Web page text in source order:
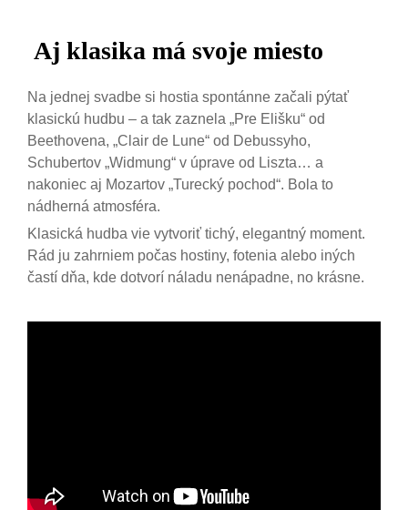
Aj klasika má svoje miesto
Na jednej svadbe si hostia spontánne začali pýtať
klasickú hudbu – a tak zaznela „Pre Elišku“ od
Beethovena, „Clair de Lune“ od Debussyho,
Schubertov „Widmung“ v úprave od Liszta… a
nakoniec aj Mozartov „Turecký pochod“. Bola to
nádherná atmosféra.
Klasická hudba vie vytvoriť tichý, elegantný moment.
Rád ju zahrniem počas hostiny, fotenia alebo iných
častí dňa, kde dotvorí náladu nenápadne, no krásne.